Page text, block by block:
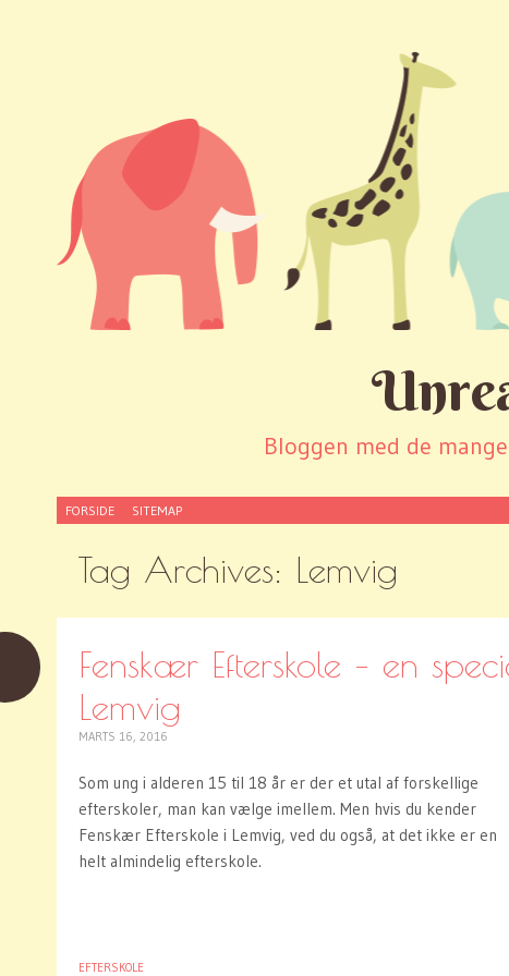
Bloggen med de
SKIP
FORSIDE SITEMAP
Tag Archives: Lemvig
Fenskær Efterskole – en
Lemvig
MARTS 16, 2016
Som ung i alderen 15 til 18 år er der et utal af forskellige
efterskoler, man kan vælge imellem. Men hvis du kender
Fenskær Efterskole i Lemvig, ved du også, at det ikke er en
helt almindelig efterskole.
EFTERSKOLE